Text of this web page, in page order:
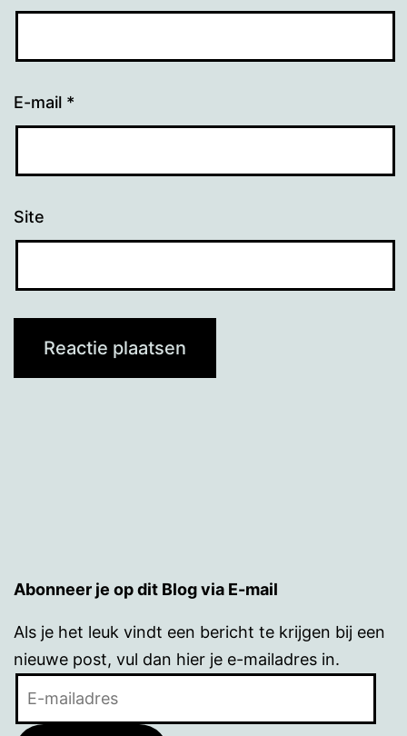
E-mail *
Site
Abonneer je op dit Blog via E-mail
Als je het leuk vindt een bericht te krijgen bij een
nieuwe post, vul dan hier je e-mailadres in.